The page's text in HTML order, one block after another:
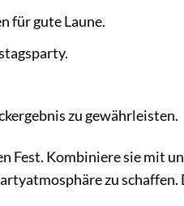
für gute Laune.
zu gewährleisten.
Kombiniere sie mit
zu